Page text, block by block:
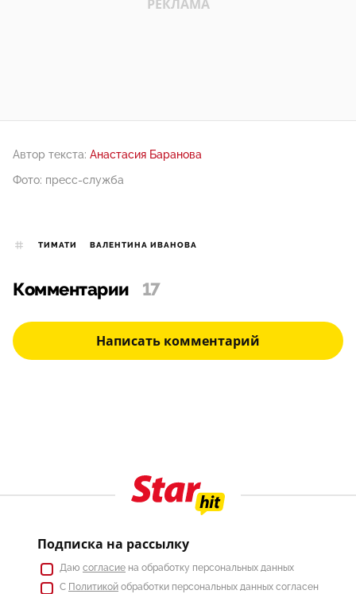
Автор текста: Анастасия Баранова
Фото: пресс-служба
ТИМАТИ ВАЛЕНТИНА ИВАНОВА
Комментарии 17
Написать комментарий
Подписка на рассылку
Даю согласие на обработку персональных данных
С Политикой обработки персональных данных согласен